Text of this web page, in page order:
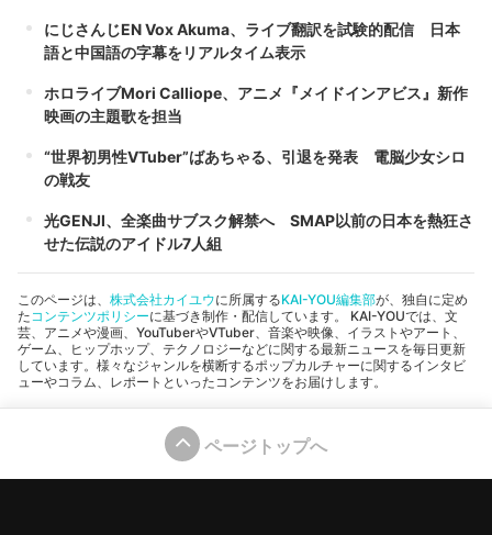
にじさんじEN Vox Akuma、ライブ翻訳を試験的配信 日本
語と中国語の字幕をリアルタイム表示
ホロライブMori Calliope、アニメ『メイドインアビス』新作
映画の主題歌を担当
“世界初男性VTuber”ばあちゃる、引退を発表 電脳少女シロ
の戦友
光GENJI、全楽曲サブスク解禁へ SMAP以前の日本を熱狂さ
せた伝説のアイドル7人組
このページは、 株式会社カイユウに所属するKAI-YOU編集部が、独自に定め
たコンテンツポリシーに基づき制作・配信しています。 KAI-YOUでは、文
芸、アニメや漫画、YouTuberやVTuber、音楽や映像、イラストやアート、
ゲーム、ヒップホップ、テクノロジーなどに関する最新ニュースを毎日更新
しています。様々なジャンルを横断するポップカルチャーに関するインタビ
ューやコラム、レポートといったコンテンツをお届けします。
ページトップへ